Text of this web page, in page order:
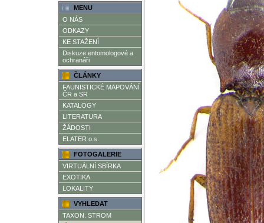
MENU
O NÁS
ODKAZY
KE STAŽENÍ
Diskuze entomologové a
ochranáři
ČLÁNKY
FAUNISTICKÉ MAPOVÁNÍ
ČR a SR
KATALOGY
LITERATURA
ŽÁDOSTI
ELATER o.s.
FOTOGALERIE
VIRTUÁLNÍ SBÍRKA
EXOTIKA
LOKALITY
VYHLEDAT
TAXON. STROM